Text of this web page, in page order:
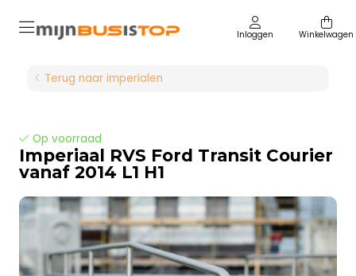
Inloggen Winkelwagen
Terug naar imperialen
Op voorraad
Imperiaal RVS Ford Transit Courier
vanaf 2014 L1 H1